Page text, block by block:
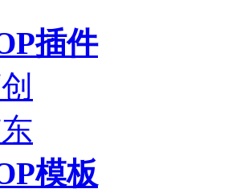
插件
模板